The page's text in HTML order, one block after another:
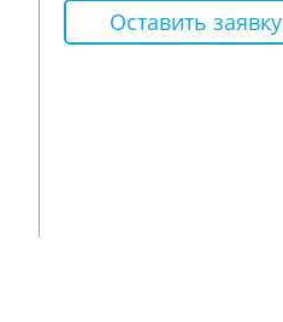
Оставить заявку